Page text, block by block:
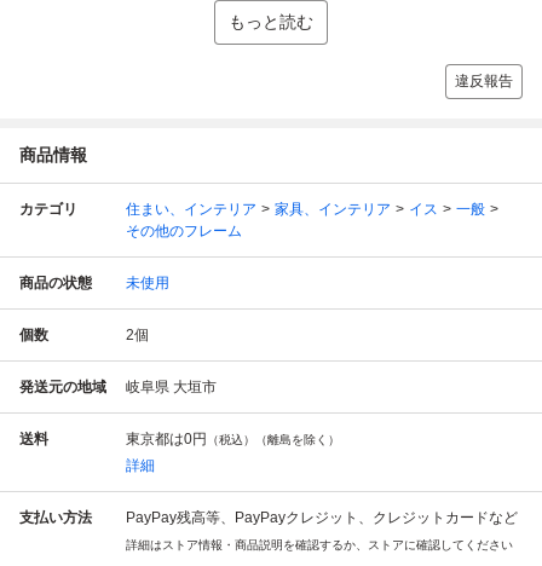
もっと読む
違反報告
商品情報
カテゴリ 住まい、インテリア 家具、インテリア イス
一般
その他のフレーム
商品の状態 未使用
個数 2個
発送元の地域 岐阜県 大垣市
送料 東京都は0円 （税込）（離島を除く）
詳細
支払い方法 PayPay残高等、PayPayクレジット、クレジットカードなど
詳細はストア情報・商品説明を確認するか、ストアに確認してください